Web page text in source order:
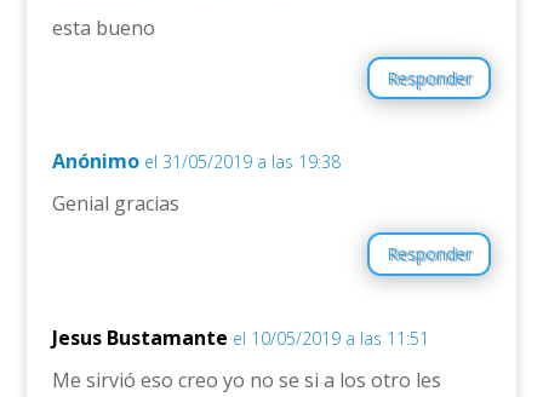
esta bueno
Responder
Anónimo el 31/05/2019 a las 19:38
Genial gracias
Responder
Jesus Bustamante el 10/05/2019 a las 11:51
Me sirvió eso creo yo no se si a los otro les